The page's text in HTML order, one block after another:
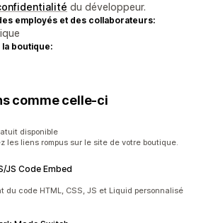
du développeur.
employés et des collaborateurs:
boutique:
comme celle-ci
disponible
les liens rompus sur le site de votre boutique.
JS Code Embed
du code HTML, CSS, JS et Liquid personnalisé